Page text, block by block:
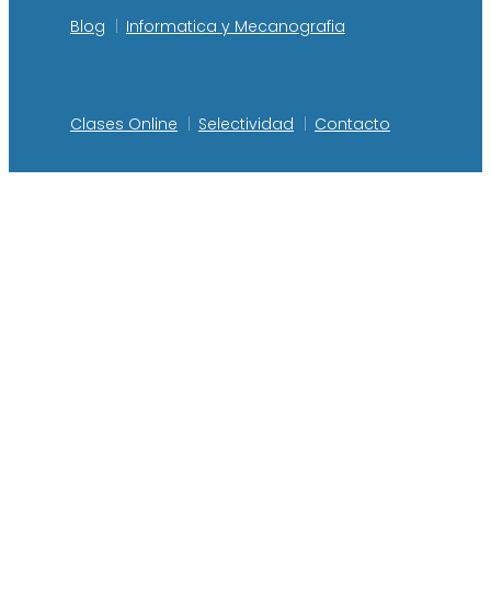
Blog Informatica y Mecanografia
Clases Online Selectividad Contacto